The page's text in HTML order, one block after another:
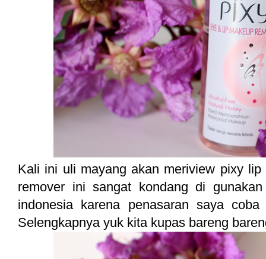
Kali ini uli mayang akan meriview pixy
remover ini sangat kondang di
indonesia karena penasaran saya
Selengkapnya yuk kita kupas bareng